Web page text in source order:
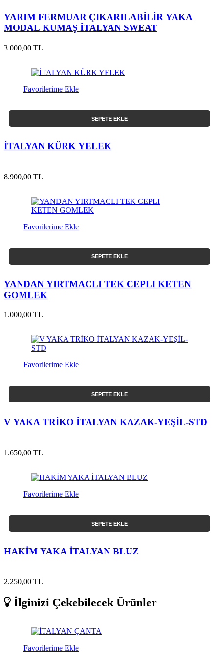
YARIM FERMUAR ÇIKARILABİLİR YAKA
MODAL KUMAŞ İTALYAN SWEAT
3.000,00 TL
Favorilerime Ekle
SEPETE EKLE
İTALYAN KÜRK YELEK
8.900,00 TL
Favorilerime Ekle
SEPETE EKLE
YANDAN YIRTMACLI TEK CEPLI KETEN
GOMLEK
1.000,00 TL
Favorilerime Ekle
SEPETE EKLE
V YAKA TRİKO İTALYAN KAZAK-YEŞİL-STD
1.650,00 TL
Favorilerime Ekle
SEPETE EKLE
HAKİM YAKA İTALYAN BLUZ
2.250,00 TL
İlginizi Çekebilecek Ürünler
Favorilerime Ekle